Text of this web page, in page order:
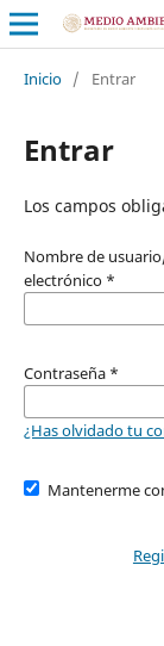
Inicio / Entrar
Entrar
Los campos
Nombre de
electrónico *
Contraseña *
¿Has olvidado tu
Mantenerme